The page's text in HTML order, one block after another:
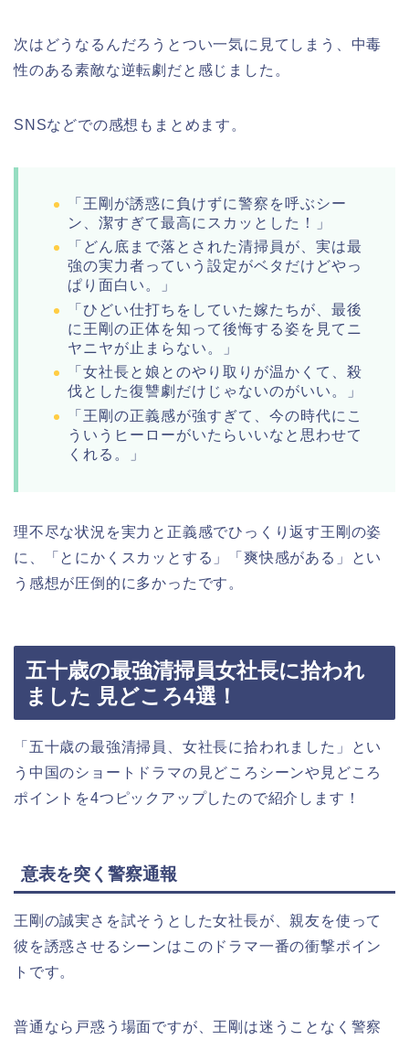
次はどうなるんだろうとつい一気に見てしまう、中毒
性のある素敵な逆転劇だと感じました。
SNSなどでの感想もまとめます。
「王剛が誘惑に負けずに警察を呼ぶシー
ン、潔すぎて最高にスカッとした！」
「どん底まで落とされた清掃員が、実は最
強の実力者っていう設定がベタだけどやっ
ぱり面白い。」
「ひどい仕打ちをしていた嫁たちが、最後
に王剛の正体を知って後悔する姿を見てニ
ヤニヤが止まらない。」
「女社長と娘とのやり取りが温かくて、殺
伐とした復讐劇だけじゃないのがいい。」
「王剛の正義感が強すぎて、今の時代にこ
ういうヒーローがいたらいいなと思わせて
くれる。」
理不尽な状況を実力と正義感でひっくり返す王剛の姿
に、「とにかくスカッとする」「爽快感がある」とい
う感想が圧倒的に多かったです。
五十歳の最強清掃員女社長に拾われ
ました 見どころ4選！
「五十歳の最強清掃員、女社長に拾われました」とい
う中国のショートドラマの見どころシーンや見どころ
ポイントを4つピックアップしたので紹介します！
意表を突く警察通報
王剛の誠実さを試そうとした女社長が、親友を使って
彼を誘惑させるシーンはこのドラマ一番の衝撃ポイン
トです。
普通なら戸惑う場面ですが、王剛は迷うことなく警察